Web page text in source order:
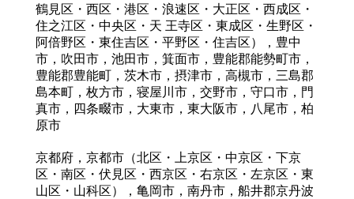
鶴見区・西区・港区・浪速区・大正区・西成区・
住之江区・中央区・天 王寺区・東成区・生野区・
阿倍野区・東住吉区・平野区・住吉区），豊中
市，吹田市，池田市，箕面市，豊能郡能勢町市，
豊能郡豊能町，茨木市，摂津市，高槻市，三島郡
島本町，枚方市，寝屋川市，交野市，守口市，門
真市，四条畷市，大東市，東大阪市，八尾市，柏
原市
京都府，京都市（北区・上京区・中京区・下京
区・南区・伏見区・西京区・右京区・左京区・東
山区・山科区），亀岡市， 南丹市， 船井郡京丹波